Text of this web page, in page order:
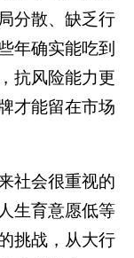
分散、缺乏行
年确实能吃到
抗风险能力更
才能留在市场
社会很重视的
生育意愿低等
挑战，从大行